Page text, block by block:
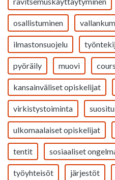
osallistuminen
ilmastonsuojelu
pyöräily muovi
kansainväliset opiskelijat
virkistystoiminta
ulkomaalaiset opiskelijat
tentit sosiaaliset
työyhteisöt järjestöt